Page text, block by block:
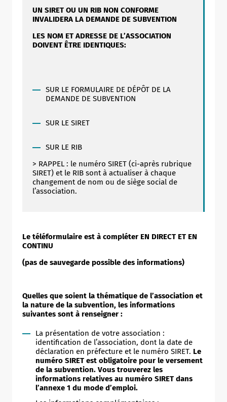
UN SIRET OU UN RIB NON CONFORME
INVALIDERA LA DEMANDE DE SUBVENTION
LES NOM ET ADRESSE DE L’ASSOCIATION
DOIVENT ÊTRE IDENTIQUES:
SUR LE FORMULAIRE DE DÉPÔT DE LA
DEMANDE DE SUBVENTION
SUR LE SIRET
SUR LE RIB
> RAPPEL : le numéro SIRET (ci-après rubrique
SIRET) et le RIB sont à actualiser à chaque
changement de nom ou de siège social de
l’association.
Le téléformulaire est à compléter EN DIRECT ET EN
CONTINU
(pas de sauvegarde possible des informations)
Quelles que soient la thématique de l’association et
la nature de la subvention, les informations
suivantes sont à renseigner :
La présentation de votre association :
identification de l’association, dont la date de
déclaration en préfecture et le numéro SIRET. Le
numéro SIRET est obligatoire pour le versement
de la subvention. Vous trouverez les
informations relatives au numéro SIRET dans
l’annexe 1 du mode d’emploi.